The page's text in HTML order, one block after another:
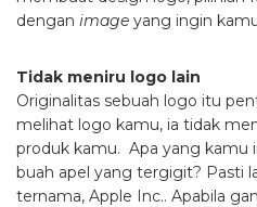
dengan image yang ingin
Tidak meniru logo lain
Originalitas sebuah logo itu
melihat logo kamu, ia tidak
produk kamu. Apa yang kamu
buah apel yang tergigit? Pasti
ternama, Apple Inc.. Apabila